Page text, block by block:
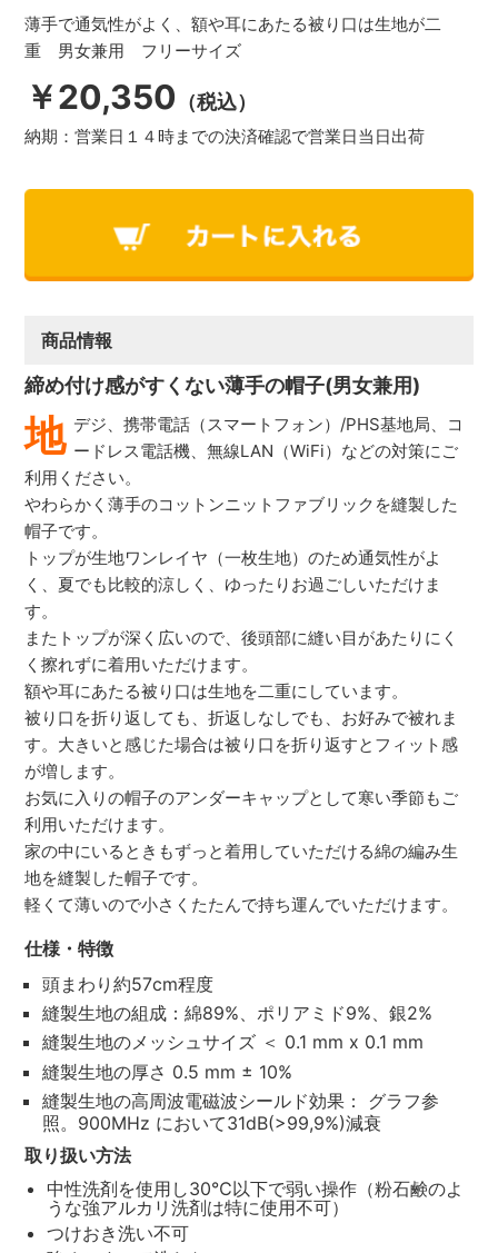
薄手で通気性がよく、額や耳にあたる被り口は生地が二
重 男女兼用 フリーサイズ
￥20,350 （税込）
納期：営業日１４時までの決済確認で営業日当日出荷
商品情報
締め付け感がすくない薄手の帽子(男女兼用)
地 デジ、携帯電話（スマートフォン）/PHS基地局、コ
ードレス電話機、無線LAN（WiFi）などの対策にご
利用ください。
やわらかく薄手のコットンニットファブリックを縫製した
帽子です。
トップが生地ワンレイヤ（一枚生地）のため通気性がよ
く、夏でも比較的涼しく、ゆったりお過ごしいただけま
す。
またトップが深く広いので、後頭部に縫い目があたりにく
く擦れずに着用いただけます。
額や耳にあたる被り口は生地を二重にしています。
被り口を折り返しても、折返しなしでも、お好みで被れま
す。大きいと感じた場合は被り口を折り返すとフィット感
が増します。
お気に入りの帽子のアンダーキャップとして寒い季節もご
利用いただけます。
家の中にいるときもずっと着用していただける綿の編み生
地を縫製した帽子です。
軽くて薄いので小さくたたんで持ち運んでいただけます。
仕様・特徴
頭まわり約57cm程度
縫製生地の組成：綿89%、ポリアミド9%、銀2%
縫製生地のメッシュサイズ ＜ 0.1 mm x 0.1 mm
縫製生地の厚さ 0.5 mm ± 10%
縫製生地の高周波電磁波シールド効果： グラフ参
照。900MHz において31dB(>99,9%)減衰
取り扱い方法
中性洗剤を使用し30℃以下で弱い操作（粉石鹸のよ
うな強アルカリ洗剤は特に使用不可）
つけおき洗い不可